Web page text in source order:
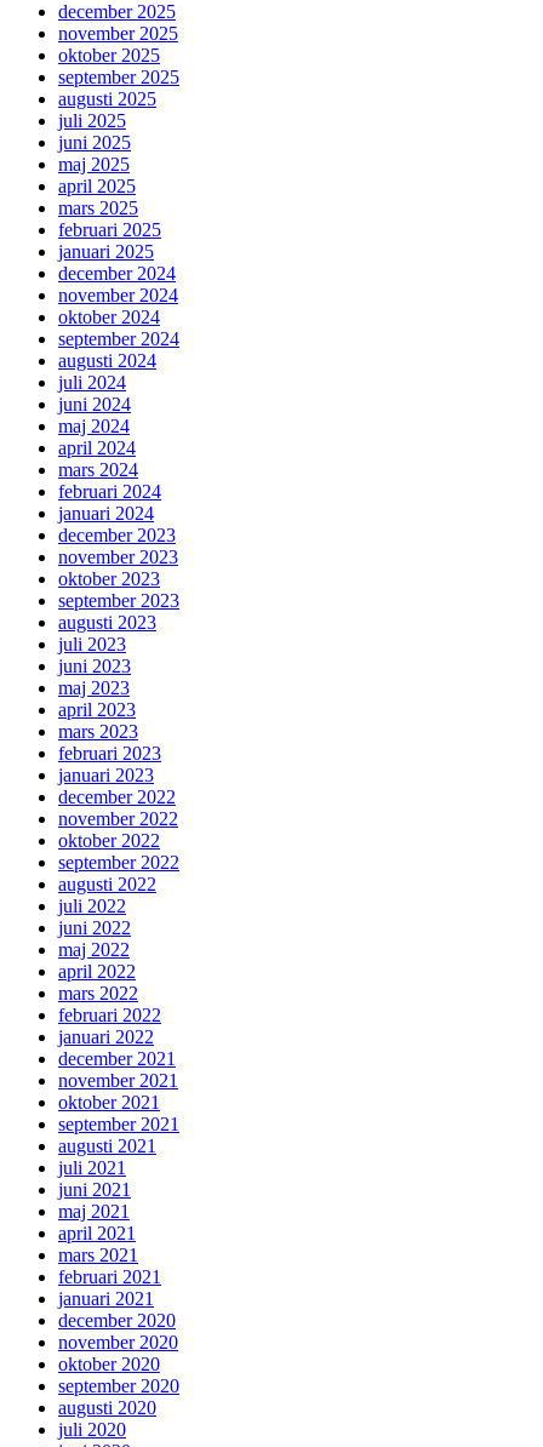
december 2025
november 2025
oktober 2025
september 2025
augusti 2025
juli 2025
juni 2025
maj 2025
april 2025
mars 2025
februari 2025
januari 2025
december 2024
november 2024
oktober 2024
september 2024
augusti 2024
juli 2024
juni 2024
maj 2024
april 2024
mars 2024
februari 2024
januari 2024
december 2023
november 2023
oktober 2023
september 2023
augusti 2023
juli 2023
juni 2023
maj 2023
april 2023
mars 2023
februari 2023
januari 2023
december 2022
november 2022
oktober 2022
september 2022
augusti 2022
juli 2022
juni 2022
maj 2022
april 2022
mars 2022
februari 2022
januari 2022
december 2021
november 2021
oktober 2021
september 2021
augusti 2021
juli 2021
juni 2021
maj 2021
april 2021
mars 2021
februari 2021
januari 2021
december 2020
november 2020
oktober 2020
september 2020
augusti 2020
juli 2020